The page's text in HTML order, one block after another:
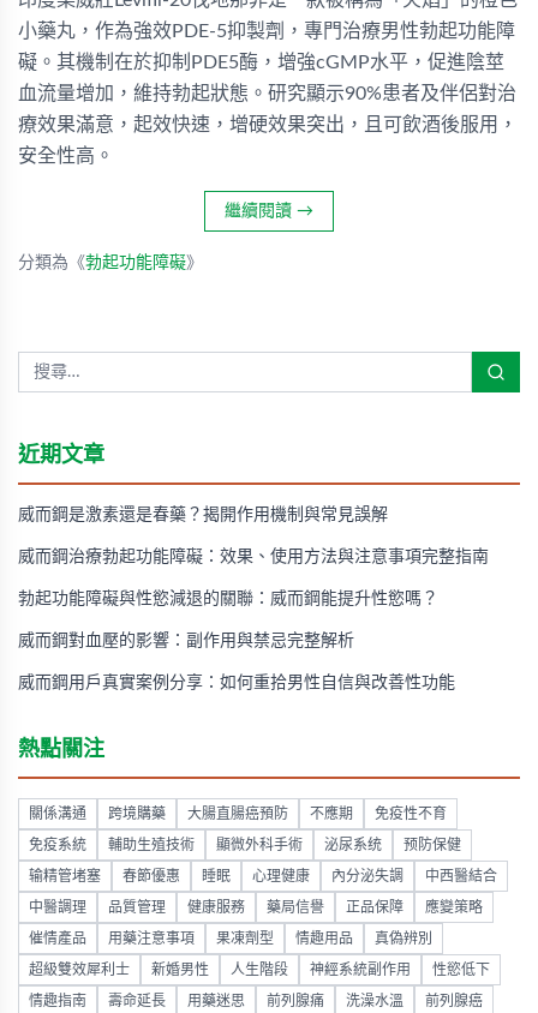
小藥丸，作為強效PDE-5抑製劑，專門治療男性勃起功能障
礙。其機制在於抑制PDE5酶，增強cGMP水平，促進陰莖
血流量增加，維持勃起狀態。研究顯示90%患者及伴侶對治
療效果滿意，起效快速，增硬效果突出，且可飲酒後服用，
安全性高。
繼續閱讀 →
分類為《勃起功能障礙》
近期文章
威而鋼是激素還是春藥？揭開作用機制與常見誤解
威而鋼治療勃起功能障礙：效果、使用方法與注意事項完整指南
勃起功能障礙與性慾減退的關聯：威而鋼能提升性慾嗎？
威而鋼對血壓的影響：副作用與禁忌完整解析
威而鋼用戶真實案例分享：如何重拾男性自信與改善性功能
熱點關注
關係溝通 跨境購藥 大腸直腸癌預防 不應期 免疫性不育
免疫系統 輔助生殖技術 顯微外科手術 泌尿系统 预防保健
输精管堵塞 春節優惠 睡眠 心理健康 內分泌失調 中西醫結合
中醫調理 品質管理 健康服務 藥局信譽 正品保障 應變策略
催情產品 用藥注意事項 果凍劑型 情趣用品 真偽辨別
超級雙效犀利士 新婚男性 人生階段 神經系統副作用 性慾低下
情趣指南 壽命延長 用藥迷思 前列腺痛 洗澡水溫 前列腺癌